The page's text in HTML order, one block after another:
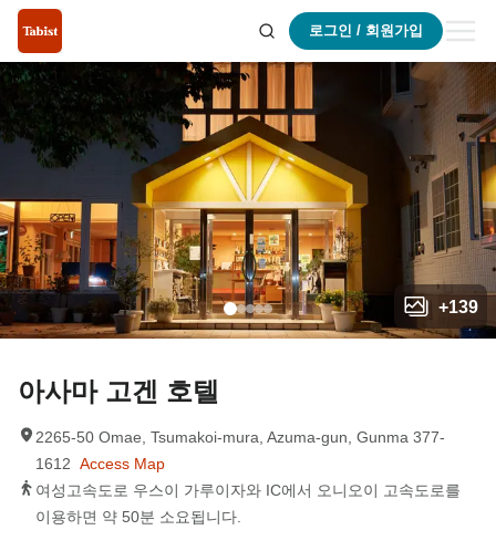
로그인 / 회원가입
+139
아사마 고겐 호텔
2265-50 Omae, Tsumakoi-mura, Azuma-gun, Gunma 377-
1612 Access Map
여성고속도로 우스이 가루이자와 IC에서 오니오이 고속도로를
이용하면 약 50분 소요됩니다.